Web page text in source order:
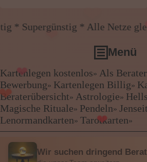
❤
❤
❤
* Alle Netze gleicher Preis *
Menü
Kartenlegen kostenlos
Als Berater/in arbeiten -
Kartenlegen Billig
Kartenlegen günstig
Beraterübersicht
Astrologie
Hellsehen
Kartenlegen kostenlos» Als
Bewerbung» Kartenlegen Billig»
Beraterübersicht» Astrologie»
Magische Rituale» Pendeln»
Lenormandkarten» Tarotkarten»
Wir suchen dringend